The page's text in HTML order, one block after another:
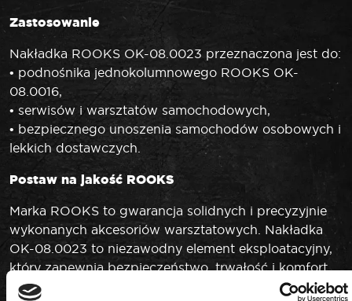
Zastosowanie
Nakładka ROOKS OK-08.0023 przeznaczona jest do:
• podnośnika jednokolumnowego ROOKS OK-
08.0016,
• serwisów i warsztatów samochodowych,
• bezpiecznego unoszenia samochodów osobowych i
lekkich dostawczych.
Postaw na jakość ROOKS
Marka ROOKS to gwarancja solidnych i precyzyjnie
wykonanych akcesoriów warsztatowych. Nakładka
OK-08.0023 to niezawodny element eksploatacyjny,
który zapewnia bezpieczeństwo, trwałość i komfort
pracy przy każdym podnoszeniu pojazdu.